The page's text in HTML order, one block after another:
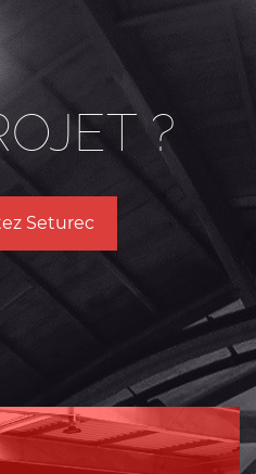
?
Seturec